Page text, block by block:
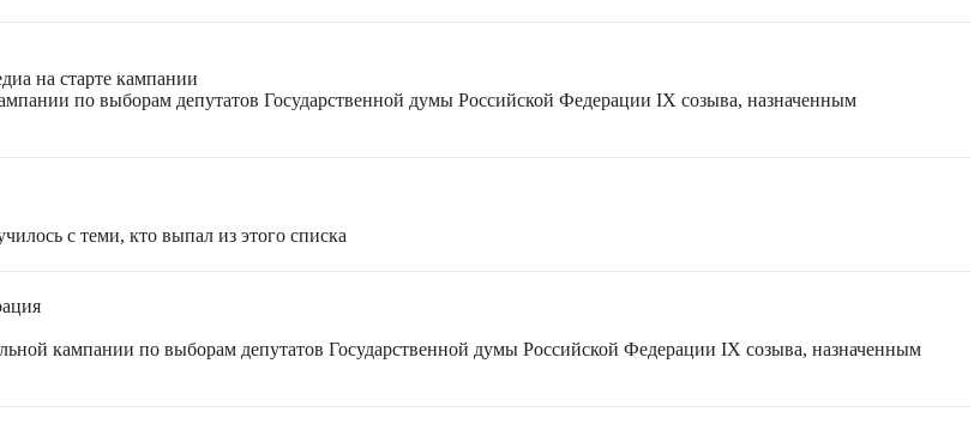
на старте кампании
по выборам депутатов Государственной думы Российской Федерации IX созыва, назначенным
с теми, кто выпал из этого списка
кампании по выборам депутатов Государственной думы Российской Федерации IX созыва, назначенным